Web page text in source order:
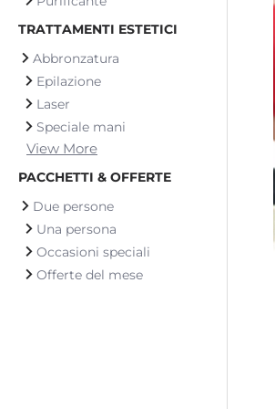
TRATTAMENTI ESTETICI
Abbronzatura
Epilazione
Laser
Speciale mani
View More
PACCHETTI & OFFERTE
Due persone
Una persona
Occasioni speciali
Offerte del mese